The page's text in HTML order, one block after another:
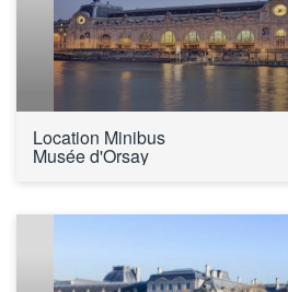
Location Minibus
Musée d'Orsay